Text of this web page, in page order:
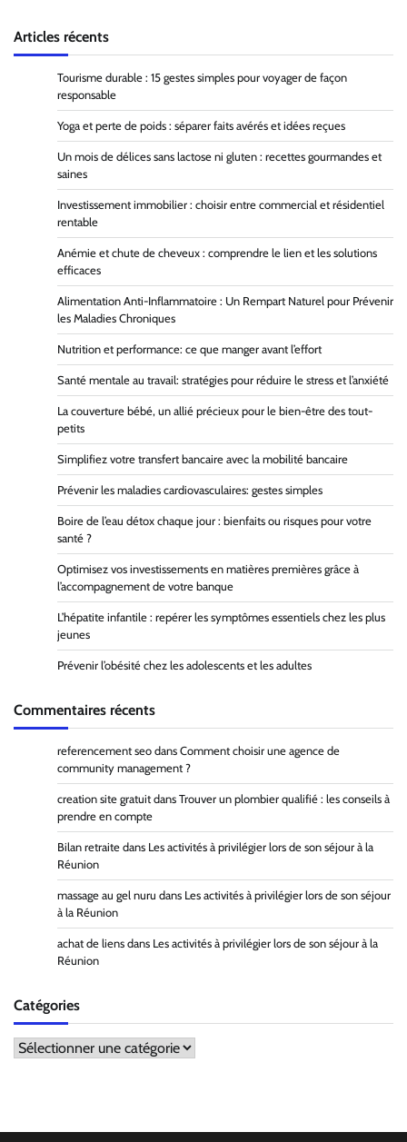
Articles récents
Tourisme durable : 15 gestes simples pour voyager de façon
responsable
Yoga et perte de poids : séparer faits avérés et idées reçues
Un mois de délices sans lactose ni gluten : recettes gourmandes et
saines
Investissement immobilier : choisir entre commercial et résidentiel
rentable
Anémie et chute de cheveux : comprendre le lien et les solutions
efficaces
Alimentation Anti-Inflammatoire : Un Rempart Naturel pour Prévenir
les Maladies Chroniques
Nutrition et performance: ce que manger avant l’effort
Santé mentale au travail: stratégies pour réduire le stress et l’anxiété
La couverture bébé, un allié précieux pour le bien-être des tout-
petits
Simplifiez votre transfert bancaire avec la mobilité bancaire
Prévenir les maladies cardiovasculaires: gestes simples
Boire de l’eau détox chaque jour : bienfaits ou risques pour votre
santé ?
Optimisez vos investissements en matières premières grâce à
l’accompagnement de votre banque
L’hépatite infantile : repérer les symptômes essentiels chez les plus
jeunes
Prévenir l’obésité chez les adolescents et les adultes
Commentaires récents
referencement seo dans Comment choisir une agence de
community management ?
creation site gratuit dans Trouver un plombier qualifié : les conseils à
prendre en compte
Bilan retraite dans Les activités à privilégier lors de son séjour à la
Réunion
massage au gel nuru dans Les activités à privilégier lors de son séjour
à la Réunion
achat de liens dans Les activités à privilégier lors de son séjour à la
Réunion
Catégories
Catégories